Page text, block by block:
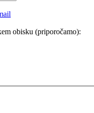
obisku (priporočamo):